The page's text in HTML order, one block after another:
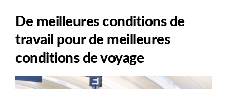
De meilleures conditions de
travail pour de meilleures
conditions de voyage